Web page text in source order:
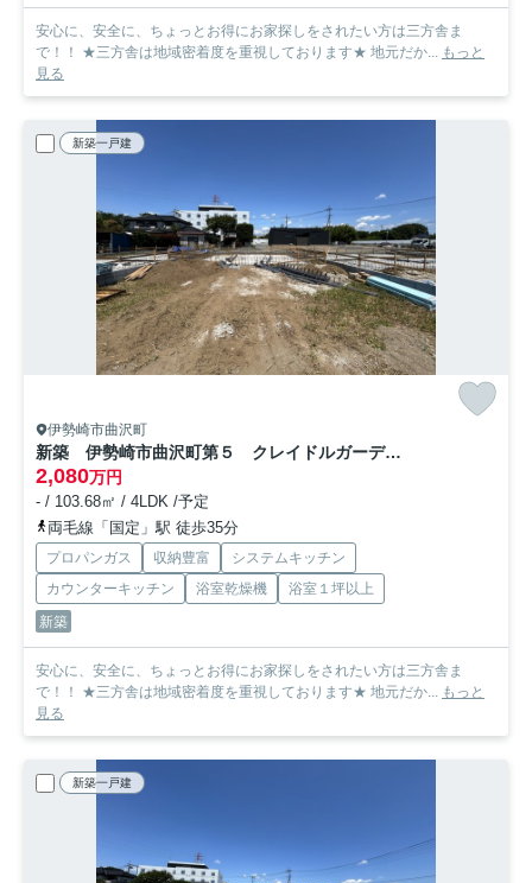
安心に、安全に、ちょっとお得にお家探しをされたい方は三方舎ま
で！！ ★三方舎は地域密着度を重視しております★ 地元だか... もっと
見る
新築一戸建
伊勢崎市曲沢町
新築 伊勢崎市曲沢町第５ クレイドルガーデン 2号棟
2,080万円
- / 103.68㎡ / 4LDK /予定
両毛線「国定」駅 徒歩35分
プロパンガス 収納豊富
システムキッチン
カウンターキッチン
浴室乾燥機
浴室１坪以上
新築
安心に、安全に、ちょっとお得にお家探しをされたい方は三方舎ま
で！！ ★三方舎は地域密着度を重視しております★ 地元だか... もっと
見る
新築一戸建